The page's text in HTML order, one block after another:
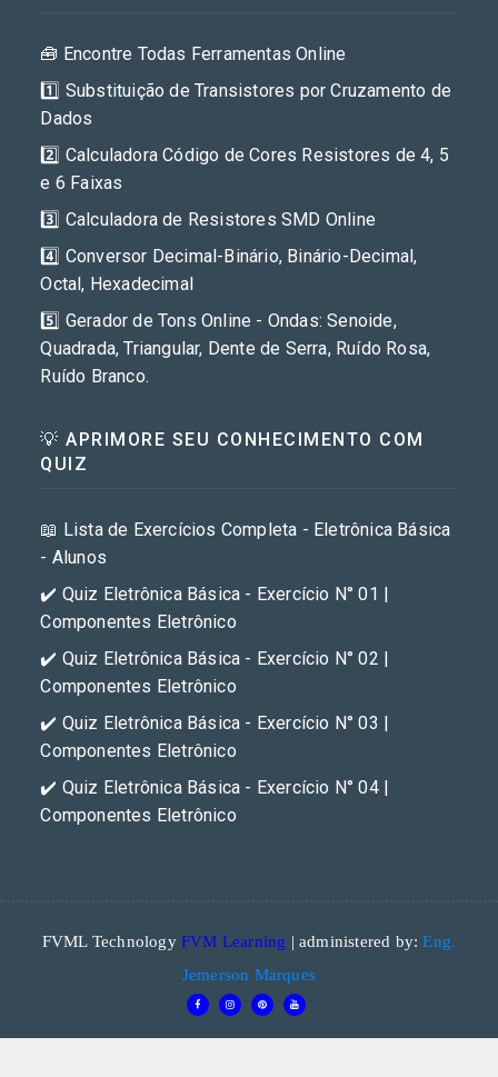
🧰 Encontre Todas Ferramentas Online
1️⃣ Substituição de Transistores por Cruzamento de
Dados
2️⃣ Calculadora Código de Cores Resistores de 4, 5
e 6 Faixas
3️⃣ Calculadora de Resistores SMD Online
4️⃣ Conversor Decimal-Binário, Binário-Decimal,
Octal, Hexadecimal
5️⃣ Gerador de Tons Online - Ondas: Senoide,
Quadrada, Triangular, Dente de Serra, Ruído Rosa,
Ruído Branco.
💡 APRIMORE SEU CONHECIMENTO COM
QUIZ
📖 Lista de Exercícios Completa - Eletrônica Básica
- Alunos
✔️ Quiz Eletrônica Básica - Exercício N° 01 |
Componentes Eletrônico
✔️ Quiz Eletrônica Básica - Exercício N° 02 |
Componentes Eletrônico
✔️ Quiz Eletrônica Básica - Exercício N° 03 |
Componentes Eletrônico
✔️ Quiz Eletrônica Básica - Exercício N° 04 |
Componentes Eletrônico
FVML Technology FVM Learning | administered by:Eng.
Jemerson Marques